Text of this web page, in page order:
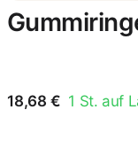
18,68 € 1 St. auf